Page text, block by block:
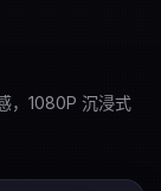
，1080P 沉浸式